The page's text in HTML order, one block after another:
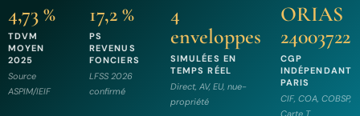
4,73 %
TDVM
MOYEN
2025
Source
ASPIM/IEIF
17,2 %
PS
REVENUS
FONCIERS
LFSS 2026
confirmé
4
enveloppes
SIMULÉES EN
TEMPS RÉEL
Direct, AV, EU, nue-
propriété
ORIAS
24003722
CGP
INDÉPENDANT
PARIS
CIF, COA, COBSP,
Carte T